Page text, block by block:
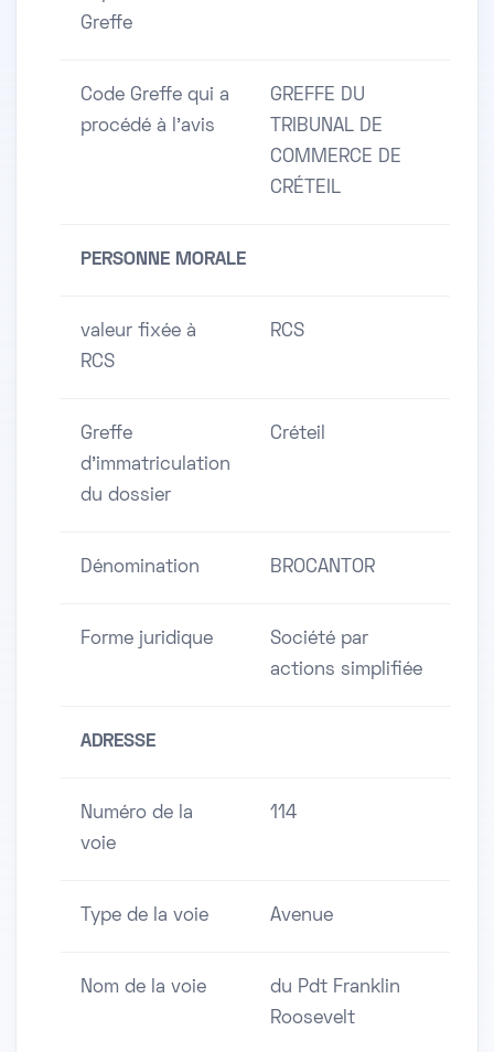
Greffe
Code Greffe qui a
procédé à l'avis
GREFFE DU
TRIBUNAL DE
COMMERCE DE
CRÉTEIL
PERSONNE MORALE
valeur fixée à
RCS
RCS
Greffe
d'immatriculation
du dossier
Créteil
Dénomination BROCANTOR
Forme juridique
Société par
actions simplifiée
ADRESSE
Numéro de la
voie
114
Type de la voie Avenue
Nom de la voie
du Pdt Franklin
Roosevelt